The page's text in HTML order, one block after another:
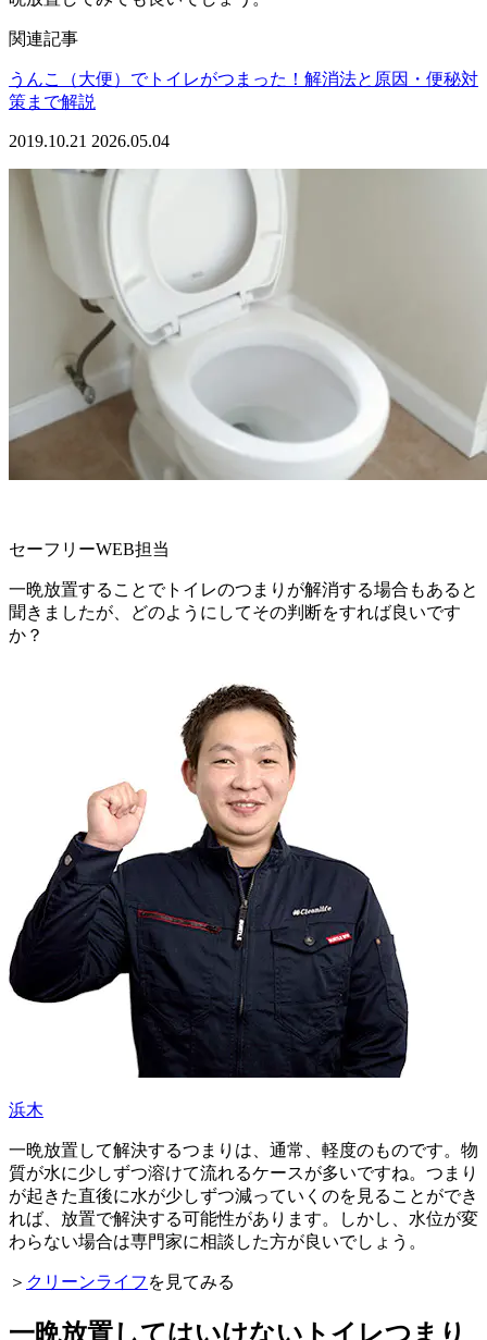
関連記事
うんこ（大便）でトイレがつまった！解消法と原因・便秘対
策まで解説
2019.10.21 2026.05.04
セーフリーWEB担当
一晩放置することでトイレのつまりが解消する場合もあると
聞きましたが、どのようにしてその判断をすれば良いです
か？
浜木
一晩放置して解決するつまりは、通常、軽度のものです。物
質が水に少しずつ溶けて流れるケースが多いですね。つまり
が起きた直後に水が少しずつ減っていくのを見ることができ
れば、放置で解決する可能性があります。しかし、水位が変
わらない場合は専門家に相談した方が良いでしょう。
＞ クリーンライフ を見てみる
一晩放置してはいけないトイレつまり